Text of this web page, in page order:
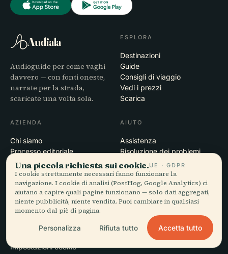
Audiala
Audioguide per come vaghi
davvero — con fonti oneste,
narrate per la strada,
scaricate una volta sola.
ESPLORA
Destinazioni
Guide
Consigli di viaggio
Vedi i prezzi
Scarica
AZIENDA
Chi siamo
Processo editoriale
Missione
AIUTO
Assistenza
Risoluzione dei problemi
dell'app
Contatti
Diventa partner
LEGALE
Impostazioni cookie
Una piccola richiesta sui cookie.UE · GDPR
I cookie strettamente necessari fanno funzionare la
navigazione. I cookie di analisi (PostHog, Google Analytics) ci
aiutano a capire quali pagine funzionano — solo dati aggregati,
niente pubblicità, niente vendita. Puoi cambiare in qualsiasi
momento dal piè di pagina.
Personalizza Rifiuta tutto Accetta tutto